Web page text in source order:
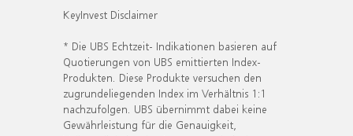
KeyInvest Disclaimer
* Die UBS Echtzeit- Indikationen basieren auf
Quotierungen von UBS emittierten Index-
Produkten. Diese Produkte versuchen den
zugrundeliegenden Index im Verhältnis 1:1
nachzufolgen. UBS übernimmt dabei keine
Gewährleistung für die Genauigkeit,